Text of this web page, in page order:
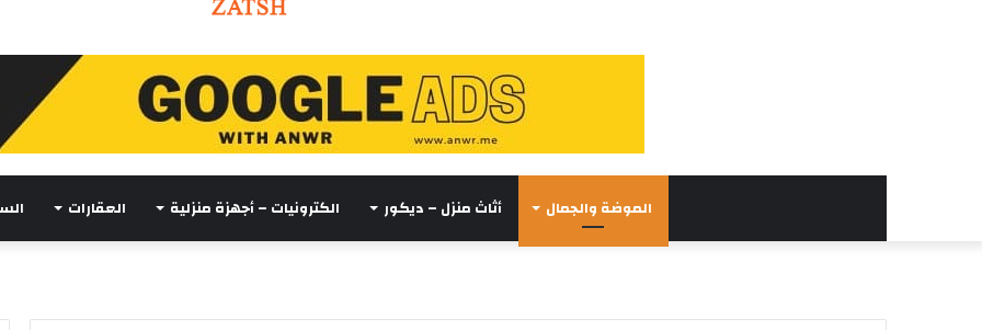
الموضة والجمال أثاث منزل – ديكور الكترونيات – أجهزة منزلية العقارات